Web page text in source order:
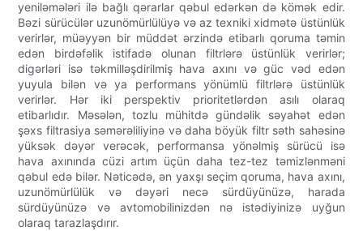
yeniləmələri ilə bağlı qərarlar qəbul edərkən də kömək edir.
Bəzi sürücülər uzunömürlülüyə və az texniki xidmətə üstünlük
verirlər, müəyyən bir müddət ərzində etibarlı qoruma təmin
edən birdəfəlik istifadə olunan filtrlərə üstünlük verirlər;
digərləri isə təkmilləşdirilmiş hava axını və güc vəd edən
yuyula bilən və ya performans yönümlü filtrlərə üstünlük
verirlər. Hər iki perspektiv prioritetlərdən asılı olaraq
etibarlıdır. Məsələn, tozlu mühitdə gündəlik səyahət edən
şəxs filtrasiya səmərəliliyinə və daha böyük filtr səth sahəsinə
yüksək dəyər verəcək, performansa yönəlmiş sürücü isə
hava axınında cüzi artım üçün daha tez-tez təmizlənməni
qəbul edə bilər. Nəticədə, ən yaxşı seçim qoruma, hava axını,
uzunömürlülük və dəyəri necə sürdüyünüzə, harada
sürdüyünüzə və avtomobilinizdən nə istədiyinizə uyğun
olaraq tarazlaşdırır.